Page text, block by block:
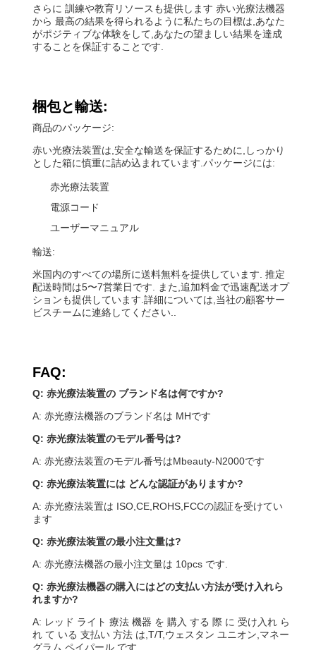
さらに 訓練や教育リソースも提供します 赤い光療法機器
から 最高の結果を得られるように私たちの目標は,あなた
がポジティブな体験をして,あなたの望ましい結果を達成
することを保証することです.
梱包と輸送:
商品のパッケージ:
赤い光療法装置は,安全な輸送を保証するために,しっかり
とした箱に慎重に詰め込まれています.パッケージには:
赤光療法装置
電源コード
ユーザーマニュアル
輸送:
米国内のすべての場所に送料無料を提供しています. 推定
配送時間は5〜7営業日です. また,追加料金で迅速配送オプ
ションも提供しています.詳細については,当社の顧客サー
ビスチームに連絡してください..
FAQ:
Q: 赤光療法装置の ブランド名は何ですか?
A: 赤光療法機器のブランド名は MHです
Q: 赤光療法装置のモデル番号は?
A: 赤光療法装置のモデル番号はMbeauty-N2000です
Q: 赤光療法装置には どんな認証がありますか?
A: 赤光療法装置は ISO,CE,ROHS,FCCの認証を受けてい
ます
Q: 赤光療法装置の最小注文量は?
A: 赤光療法機器の最小注文量は 10pcs です.
Q: 赤光療法機器の購入にはどの支払い方法が受け入れら
れますか?
A: レッド ライト 療法 機器 を 購入 する 際 に 受け入れ ら
れ て いる 支払い 方法 は,T/T,ウェスタン ユニオン,マネー
グラム,ペイパール です.